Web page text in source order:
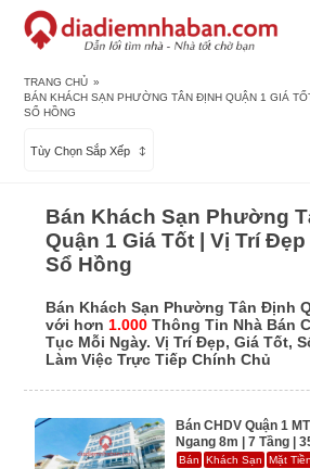
TRANG CHỦ »
BÁN KHÁCH SẠN PHƯỜNG TÂN ĐỊNH QUẬN 1 GIÁ TỐT | VỊ TRÍ ĐẸP | CHÍNH CHỦ
SỔ HỒNG
Tùy Chọn Sắp Xếp
Bán Khách Sạn Phường
Quận 1 Giá Tốt | Vị Trí
Sổ Hồng
Bán Khách Sạn Phường Tân Định
với hơn1.000 Thông Tin Nhà Bán
Tục Mỗi Ngày. Vị Trí Đẹp, Giá Tốt,
Làm Việc Trực Tiếp Chính Chủ
Bán CHDV Quận 1
Ngang 8m | 7 Tầng |
Bán Khách Sạn Mặt Tiền